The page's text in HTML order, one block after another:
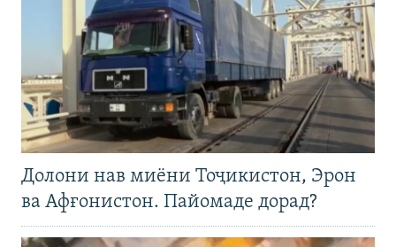
Долони нав миёни Тоҷикистон, Эрон
ва Афғонистон. Пайомаде дорад?